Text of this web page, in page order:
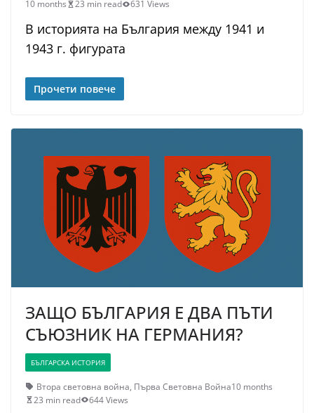
10 months
23 min read 631 Views
В историята на България между 1941 и
1943 г. фигурата
Прочети повече
ЗАЩО БЪЛГАРИЯ Е ДВА ПЪТИ
СЪЮЗНИК НА ГЕРМАНИЯ?
БЪЛГАРСКА ИСТОРИЯ
Втора световна война, Първа Световна Война10 months
23 min read
644 Views